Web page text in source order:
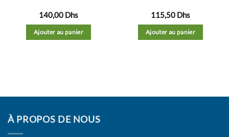
140,00 Dhs
Ajouter au panier
115,50 Dhs
Ajouter au panier
À PROPOS DE NOUS